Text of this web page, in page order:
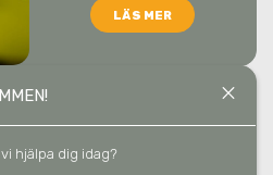
close
hjälpa dig idag?
LÄS MER
I NYKVARN